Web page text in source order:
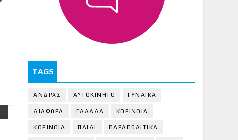
TAGS
ΑΝΔΡΑΣ ΑΥΤΟΚΙΝΗΤΟ ΓΥΝΑΙΚΑ
ΔΙΑΦΟΡΑ ΕΛΛΑΔΑ ΚΟΡΙΝΘΙΑ
ΚΟΡΙΝΘΙA ΠΑΙΔΙ ΠΑΡΑΠΟΛΙΤΙΚΑ